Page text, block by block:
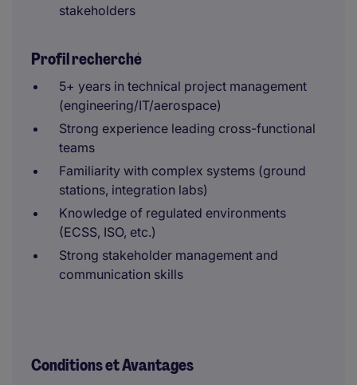
stakeholders
Profil recherché
5+ years in technical project management
(engineering/IT/aerospace)
Strong experience leading cross-functional
teams
Familiarity with complex systems (ground
stations, integration labs)
Knowledge of regulated environments
(ECSS, ISO, etc.)
Strong stakeholder management and
communication skills
Conditions et Avantages